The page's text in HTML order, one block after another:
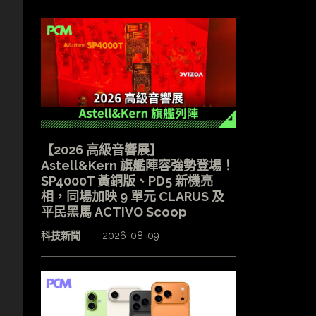
【2026 高級音響展】
Astell&Kern 旗艦陣容強勢登場！
SP4000T 黃銅版、PD5 新機亮
相，同場加映 9 單元 CLARUS 及
平民黑馬 ACTIVO Scoop
科技新聞 2026-08-09